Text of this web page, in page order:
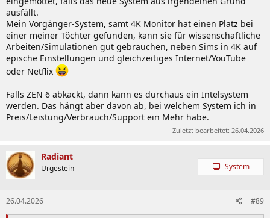
ausfällt.
Mein Vorgänger-System, samt 4K Monitor hat einen Platz bei
einer meiner Töchter gefunden, kann sie für wissenschaftliche
Arbeiten/Simulationen gut gebrauchen, neben Sims in 4K auf
epische Einstellungen und gleichzeitiges Internet/YouTube
oder Netflix
Falls ZEN 6 abkackt, dann kann es durchaus ein Intelsystem
werden. Das hängt aber davon ab, bei welchem System ich in
Preis/Leistung/Verbrauch/Support ein Mehr habe.
Zuletzt bearbeitet: 26.04.2026
Radiant
Urgestein System
26.04.2026 #89